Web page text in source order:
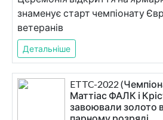
знаменує старт чемпіонату
ветеранів
Детальніше
ETTC-2022
Маттіас ФАЛК і
завоювали золото